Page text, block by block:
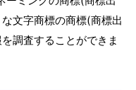
文字商標の商標(商標出
調査することができま